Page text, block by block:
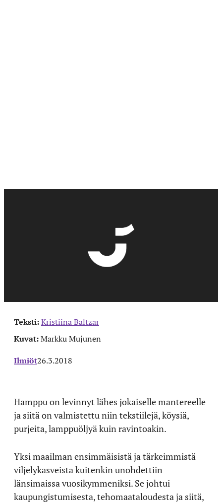
Teksti:Kristiina Baltzar
Kuvat:Markku Mujunen
Ilmiöt26.3.2018
Hamppu on levinnyt lähes jokaiselle mantereelle
ja siitä on valmistettu niin tekstiilejä, köysiä,
purjeita, lamppuöljyä kuin ravintoakin.
Yksi maailman ensimmäisistä ja tärkeimmistä
viljelykasveista kuitenkin unohdettiin
länsimaissa vuosikymmeniksi. Se johtui
kaupungistumisesta, tehomaataloudesta ja siitä,